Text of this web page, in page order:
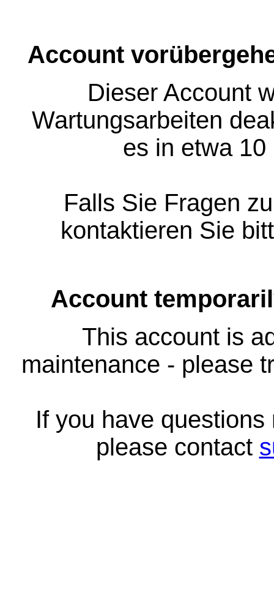
Account
Dieser Account
Wartungsarbeiten
es in etwa
Falls Sie Fragen
kontaktieren Sie
Account
This account is
maintenance - please
If you have
please contact